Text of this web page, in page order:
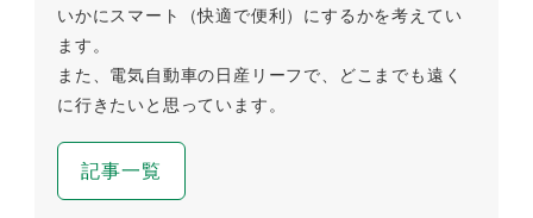
いかにスマート（快適で便利）にするかを考えてい
ます。
また、電気自動車の日産リーフで、どこまでも遠く
に行きたいと思っています。
記事一覧